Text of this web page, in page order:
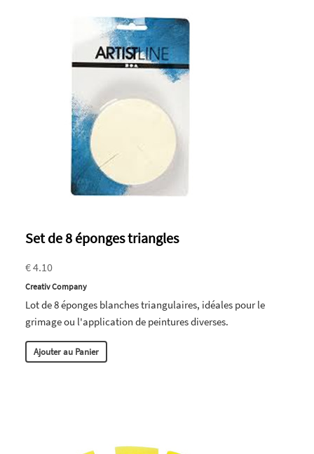
Set de 8 éponges triangles
€ 4.10
Creativ Company
Lot de 8 éponges blanches triangulaires, idéales pour le
grimage ou l'application de peintures diverses.
Ajouter au Panier